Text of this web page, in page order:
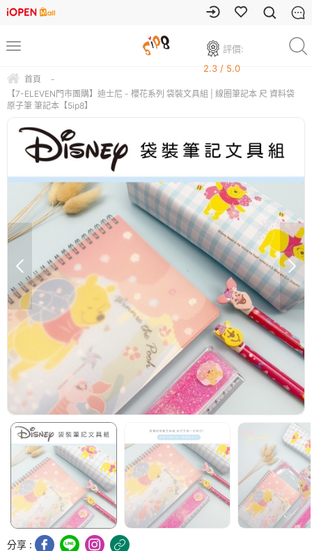
評價:
2.3 / 5.0
首頁
-
【7-ELEVEN門市團購】迪士尼 - 櫻花系列 袋裝文具組 | 線圈筆記本 尺 資料袋
原子筆 筆記本【5ip8】
分享 :